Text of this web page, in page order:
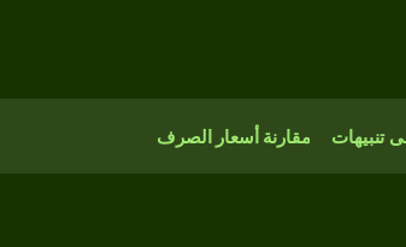
تنبيهات مقارنة أسعار الصرف